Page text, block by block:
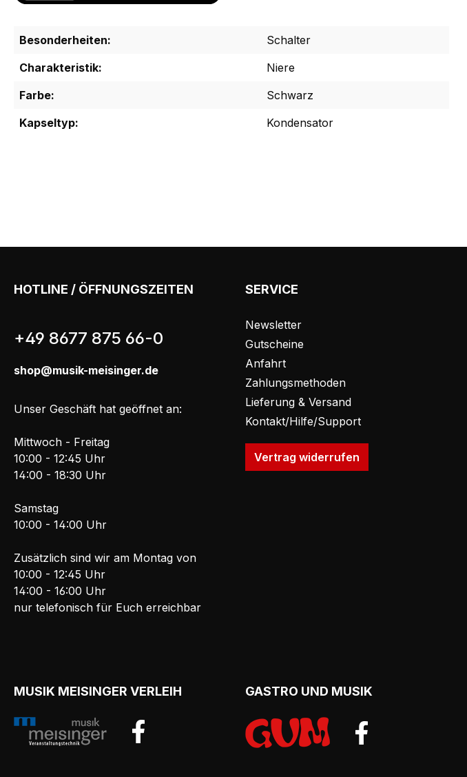
Besonderheiten:
Schalter
Charakteristik:
Niere
Farbe:
Schwarz
Kapseltyp:
Kondensator
HOTLINE / ÖFFNUNGSZEITEN
+49 8677 875 66-0
shop@musik-meisinger.de
Unser Geschäft hat geöffnet an:
Mittwoch - Freitag
10:00 - 12:45 Uhr
14:00 - 18:30 Uhr
Samstag
10:00 - 14:00 Uhr
Zusätzlich sind wir am Montag von
10:00 - 12:45 Uhr
14:00 - 16:00 Uhr
nur telefonisch für Euch erreichbar
SERVICE
Newsletter
Gutscheine
Anfahrt
Zahlungsmethoden
Lieferung & Versand
Kontakt/Hilfe/Support
Vertrag widerrufen
MUSIK MEISINGER VERLEIH GASTRO UND MUSIK